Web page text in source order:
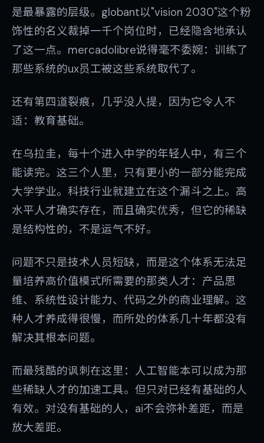
是最暴露的层级。globant以"vision 2030"这个粉
饰性的名义裁掉一千个岗位时，已经隐含地承认
了这一点。mercadolibre说得毫不委婉：训练了
那些系统的ux员工被这些系统取代了。
还有第四道裂痕，几乎没人提，因为它令人不
适：教育基础。
在乌拉圭，每十个进入中学的年轻人中，有三个
能读完。这三个人里，只有更小的一部分能完成
大学学业。科技行业就建立在这个漏斗之上。高
水平人才确实存在，而且确实优秀，但它的稀缺
是结构性的，不是运气不好。
问题不只是技术人员短缺，而是这个体系无法足
量培养高价值模式所需要的那类人才：产品思
维、系统性设计能力、代码之外的商业理解。这
种人才养成得很慢，而所处的体系几十年都没有
解决其根本问题。
而最残酷的讽刺在这里：人工智能本可以成为那
些稀缺人才的加速工具。但只对已经有基础的人
有效。对没有基础的人，ai不会弥补差距，而是
放大差距。